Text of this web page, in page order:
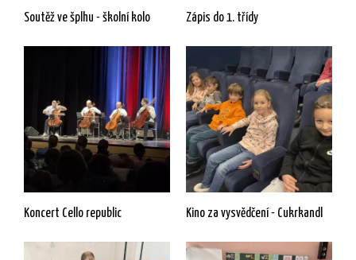
Soutěž ve šplhu - školní kolo Zápis do 1. třídy
Koncert Cello republic Kino za vysvědčení - Cukrkandl